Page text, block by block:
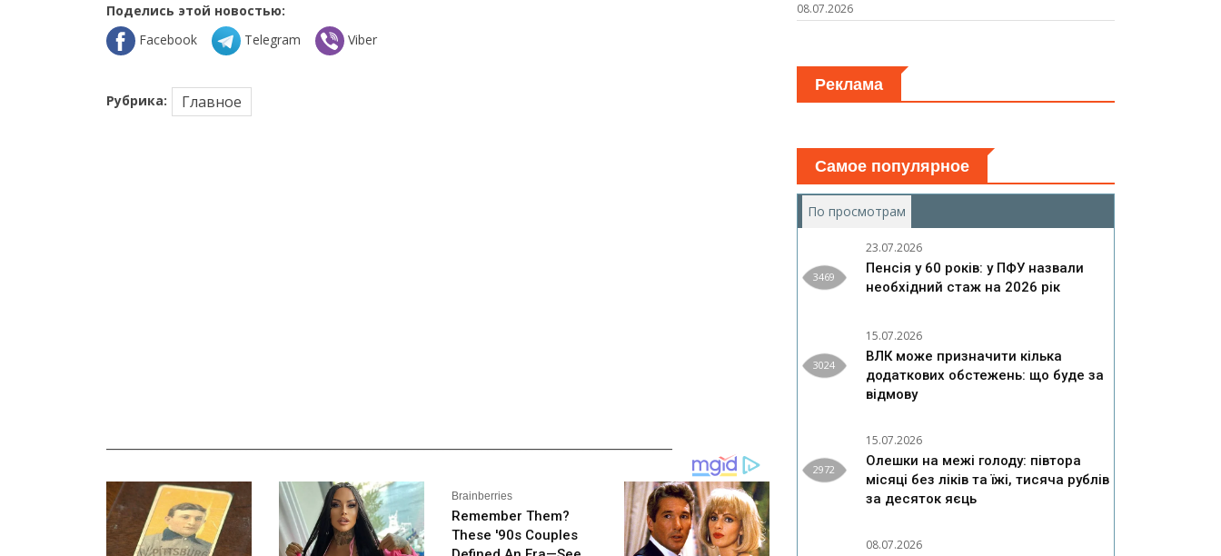
Поделись этой новостью:
Facebook
Telegram Viber
Рубрика: Главное
08.07.2026
Реклама
Самое популярное
По просмотрам
3469
23.07.2026
Пенсія у 60 років: у ПФУ назвали
необхідний стаж на 2026 рік
3024
15.07.2026
ВЛК може призначити кілька
додаткових обстежень: що буде за
відмову
2972
15.07.2026
Олешки на межі голоду: півтора
місяці без ліків та їжі, тисяча рублів
за десяток яєць
08.07.2026